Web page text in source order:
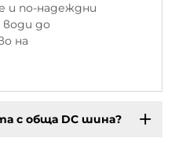
и по-надеждни
до
на
с обща DC шина?